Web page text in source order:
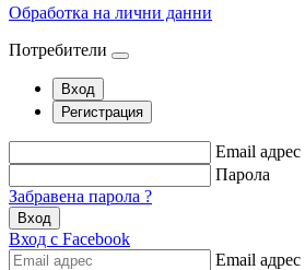
Обработка на лични данни
Потребители
Вход
Регистрация
Email адрес
Парола
Забравена парола ?
Вход
Вход с Facebook
Email адрес